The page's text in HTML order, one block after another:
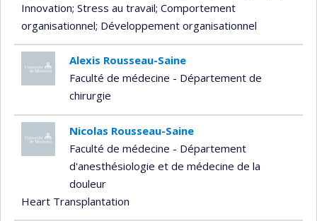
Innovation; Stress au travail; Comportement
organisationnel; Développement organisationnel
Alexis Rousseau-Saine
Faculté de médecine - Département de
chirurgie
Nicolas Rousseau-Saine
Faculté de médecine - Département
d'anesthésiologie et de médecine de la
douleur
Heart Transplantation